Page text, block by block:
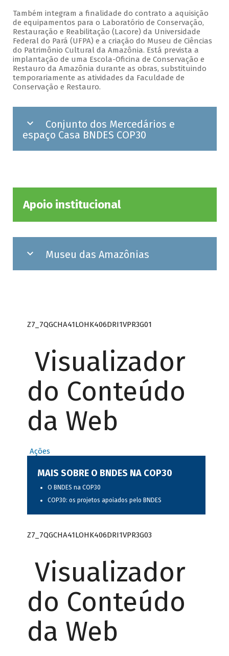
Também integram a finalidade do contrato a aquisição
de equipamentos para o Laboratório de Conservação,
Restauração e Reabilitação (Lacore) da Universidade
Federal do Pará (UFPA) e a criação do Museu de Ciências
do Patrimônio Cultural da Amazônia. Está prevista a
implantação de uma Escola-Oficina de Conservação e
Restauro da Amazônia durante as obras, substituindo
temporariamente as atividades da Faculdade de
Conservação e Restauro.
Conjunto dos Mercedários e
espaço Casa BNDES COP30
Apoio institucional
Museu das Amazônias
Z7_7QGCHA41LOHK406DRI1VPR3G01
Visualizador
do Conteúdo
da Web
Ações
MAIS SOBRE O BNDES NA COP30
O BNDES na COP30
COP30: os projetos apoiados pelo BNDES
Z7_7QGCHA41LOHK406DRI1VPR3G03
Visualizador
do Conteúdo
da Web